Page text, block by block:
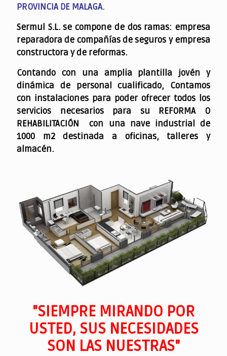
PROVINCIA DE MALAGA.
Sermul S.L. se compone de dos ramas: empresa
reparadora de compañías de seguros y empresa
constructora y de reformas.
Contando con una amplia plantilla jovén y
dinámica de personal cualificado, Contamos
con instalaciones para poder ofrecer todos los
servicios necesarios para su REFORMA O
REHABILITACIÓN con una nave industrial de
1000 m2 destinada a oficinas, talleres y
almacén.
"SIEMPRE MIRANDO POR
USTED, SUS NECESIDADES
SON LAS NUESTRAS"